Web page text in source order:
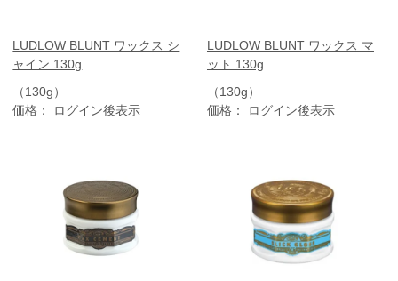
LUDLOW BLUNT ワックス シ
ャイン 130g
（130g）
価格： ログイン後表示
LUDLOW BLUNT ワックス マ
ット 130g
（130g）
価格： ログイン後表示